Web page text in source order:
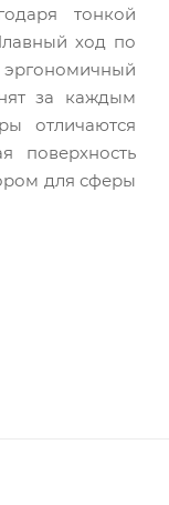
тонкой
ход по
эргономичный
за каждым
отличаются
поверхность
для сферы